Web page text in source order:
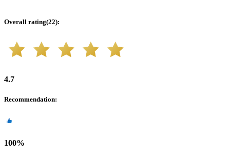
Overall rating(22):
4.7
Recommendation:
100%